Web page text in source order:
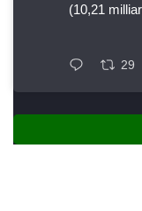
(10,21
29